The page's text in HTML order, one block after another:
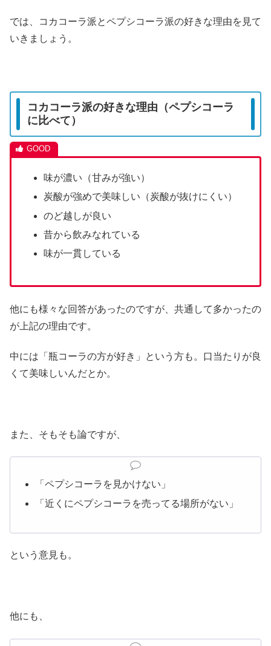
では、コカコーラ派とペプシコーラ派の好きな理由を見て
いきましょう。
コカコーラ派の好きな理由（ペプシコーラ
に比べて）
味が濃い（甘みが強い）
炭酸が強めで美味しい（炭酸が抜けにくい）
のど越しが良い
昔から飲みなれている
味が一貫している
他にも様々な回答があったのですが、共通して多かったの
が上記の理由です。
中には「瓶コーラの方が好き」という方も。口当たりが良
くて美味しいんだとか。
また、そもそも論ですが、
「ペプシコーラを見かけない」
「近くにペプシコーラを売ってる場所がない」
という意見も。
他にも、